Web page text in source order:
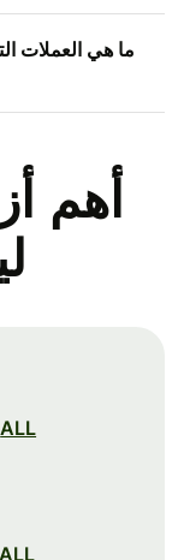
ما هي العملات
أهم
ALL إلى USD
ALL إلى GBP